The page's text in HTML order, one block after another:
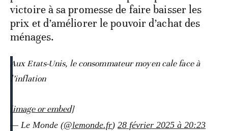
victoire à sa promesse de faire baisser les
prix et d’améliorer le pouvoir d’achat des
ménages.
Aux Etats-Unis, le consommateur moyen cale face à
l’inflation
[image or embed]
— Le Monde (@lemonde.fr) 28 février 2025 à 20:23